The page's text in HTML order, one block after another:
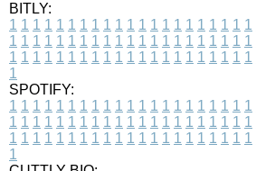
BITLY:
1 1 1 1 1 1 1 1 1 1 1 1 1 1 1 1 1 1 1 1 1
1 1 1 1 1 1 1 1 1 1 1 1 1 1 1 1 1 1 1 1 1
1 1 1 1 1 1 1 1 1 1 1 1 1 1 1 1 1 1 1 1 1
1
SPOTIFY:
1 1 1 1 1 1 1 1 1 1 1 1 1 1 1 1 1 1 1 1 1
1 1 1 1 1 1 1 1 1 1 1 1 1 1 1 1 1 1 1 1 1
1 1 1 1 1 1 1 1 1 1 1 1 1 1 1 1 1 1 1 1 1
1